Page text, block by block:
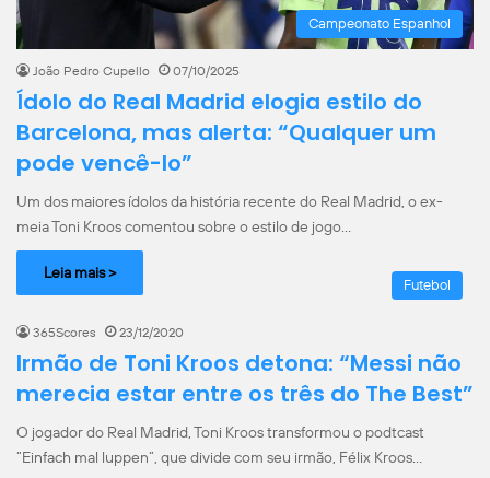
Campeonato Espanhol
João Pedro Cupello 07/10/2025
Ídolo do Real Madrid elogia estilo do
Barcelona, mas alerta: “Qualquer um
pode vencê-lo”
Um dos maiores ídolos da história recente do Real Madrid, o ex-
meia Toni Kroos comentou sobre o estilo de jogo…
Leia mais >
Futebol
365Scores 23/12/2020
Irmão de Toni Kroos detona: “Messi não
merecia estar entre os três do The Best”
O jogador do Real Madrid, Toni Kroos transformou o podtcast
“Einfach mal luppen”, que divide com seu irmão, Félix Kroos…